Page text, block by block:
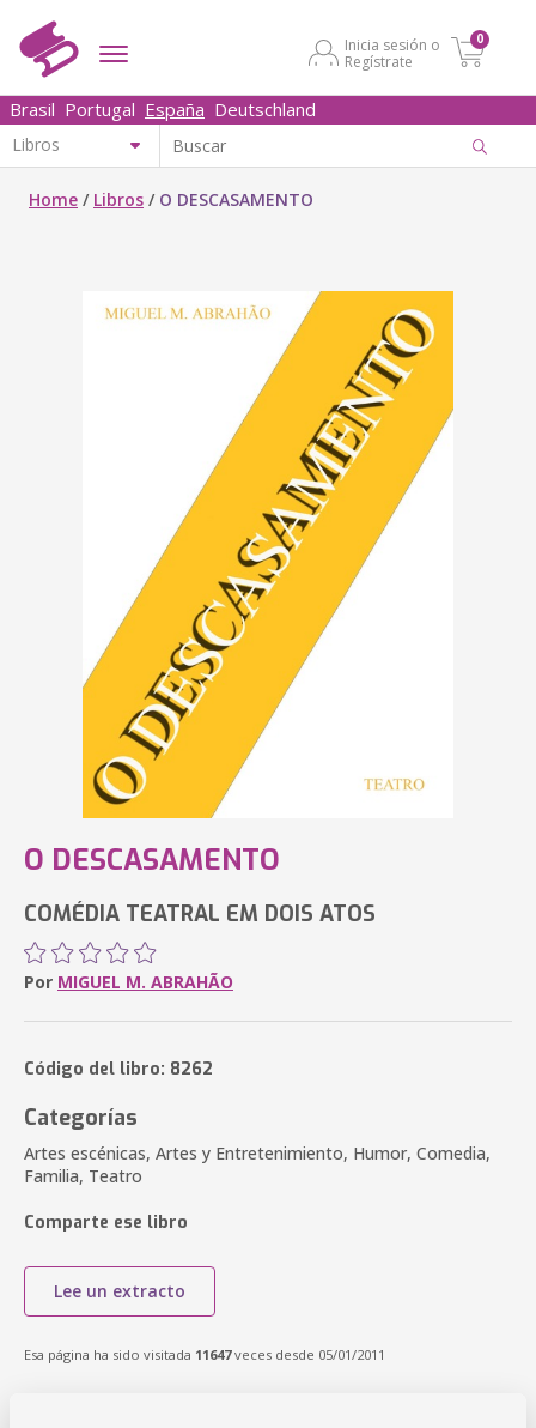
Inicia sesión o
Regístrate
0
Brasil Portugal España Deutschland
Home / Libros / O DESCASAMENTO
O DESCASAMENTO
COMÉDIA TEATRAL EM DOIS ATOS
Por MIGUEL M. ABRAHÃO
Código del libro: 8262
Categorías
Artes escénicas, Artes y Entretenimiento, Humor, Comedia,
Familia, Teatro
Comparte ese libro
Lee un extracto
Esa página ha sido visitada 11647veces desde 05/01/2011